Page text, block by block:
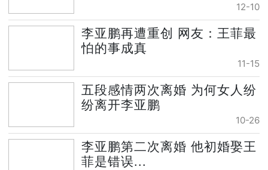
12-10
李亚鹏再遭重创 网友：王菲最
怕的事成真
11-15
五段感情两次离婚 为何女人纷
纷离开李亚鹏
10-26
李亚鹏第二次离婚 他初婚娶王
菲是错误...